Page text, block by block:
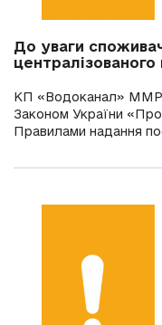
До уваги
КП «Водоканал» ММР
Законом України
Правилами надання